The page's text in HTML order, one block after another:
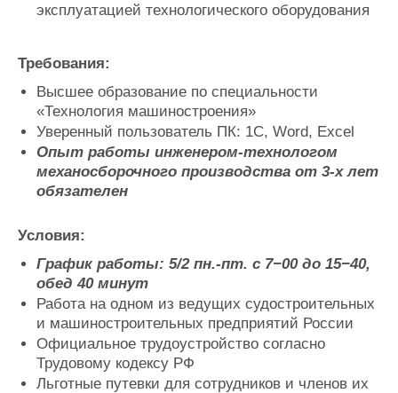
эксплуатацией технологического оборудования
Требования:
Высшее образование по специальности
«Технология машиностроения»
Уверенный пользователь ПК: 1С, Word, Excel
Опыт работы инженером-технологом
механосборочного производства от 3-х лет
обязателен
Условия:
График работы: 5/2 пн.-пт. с 7−00 до 15−40,
обед 40 минут
Работа на одном из ведущих судостроительных
и машиностроительных предприятий России
Официальное трудоустройство согласно
Трудовому кодексу РФ
Льготные путевки для сотрудников и членов их